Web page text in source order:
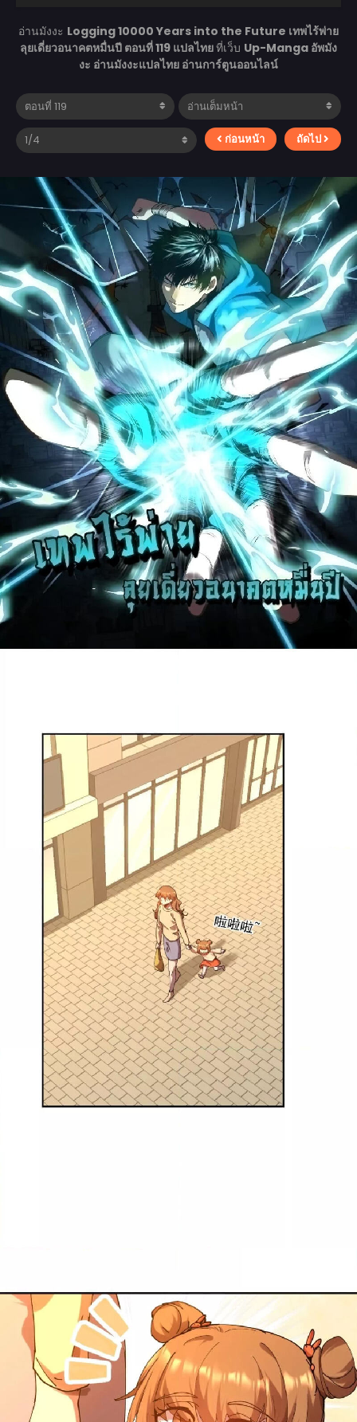
อ่านมังงะ Logging 10000 Years into the Future เทพไร้พ่าย
ลุยเดี่ยวอนาคตหมื่นปี ตอนที่ 119 แปลไทยที่เว็บ Up-Manga อัพมัง
งะ อ่านมังงะแปลไทย อ่านการ์ตูนออนไลน์
ก่อนหน้า ถัดไป